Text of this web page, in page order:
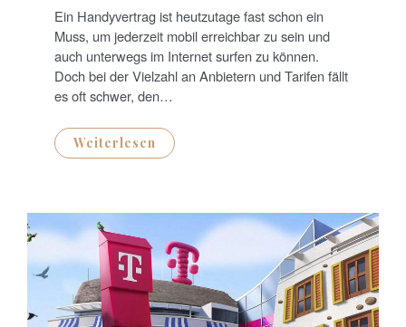
T
E
D
O
N
Ein Handyvertrag ist heutzutage fast schon ein
Muss, um jederzeit mobil erreichbar zu sein und
auch unterwegs im Internet surfen zu können.
Doch bei der Vielzahl an Anbietern und Tarifen fällt
es oft schwer, den…
Weiterlesen